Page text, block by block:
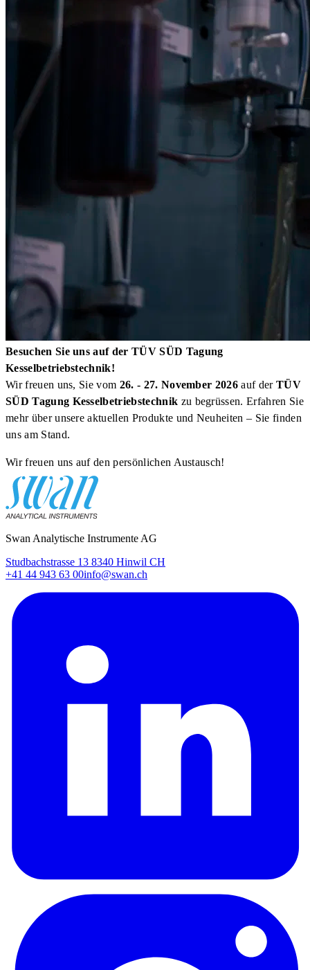
Besuchen Sie uns auf der TÜV SÜD Tagung
Kesselbetriebstechnik!
Wir freuen uns, Sie vom 26. - 27. November 2026auf der TÜV
SÜD Tagung Kesselbetriebstechnik zu begrüssen. Erfahren Sie
mehr über unsere aktuellen Produkte und Neuheiten – Sie finden
uns am Stand.
Wir freuen uns auf den persönlichen Austausch!
Swan Analytische Instrumente AG
Studbachstrasse 13 8340 Hinwil CH
+41 44 943 63 00info@swan.ch